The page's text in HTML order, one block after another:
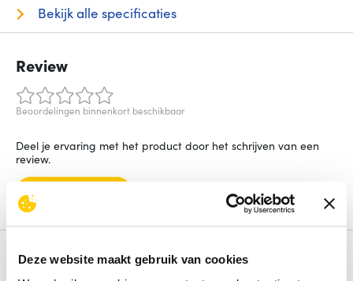
Deze website maakt gebruik van cookies
Bekijk alle specificaties
Review
Beoordelingen binnenkort beschikbaar
Deel je ervaring met het product door het schrijven van een
review.
Schrijf een review
Alternatieven